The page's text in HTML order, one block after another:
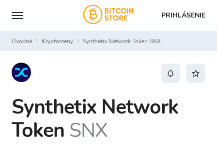
PRIHLÁSENIE
Úvodná Kryptomeny Synthetix Network Token SNX
Synthetix Network
Token SNX